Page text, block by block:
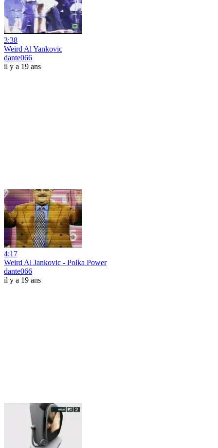
3:38
Weird Al Yankovic
dante066
il y a 19 ans
4:17
Weird Al Jankovic - Polka Power
dante066
il y a 19 ans